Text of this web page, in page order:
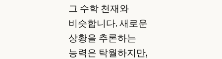
그 수학 천재와
비슷합니다. 새로운
상황을 추론하는
능력은 탁월하지만,